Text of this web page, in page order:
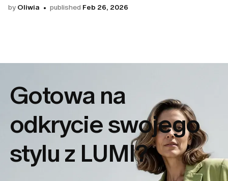
by Oliwia published Feb 26, 2026
Gotowa na
odkrycieswojego
stylu z LUMI?